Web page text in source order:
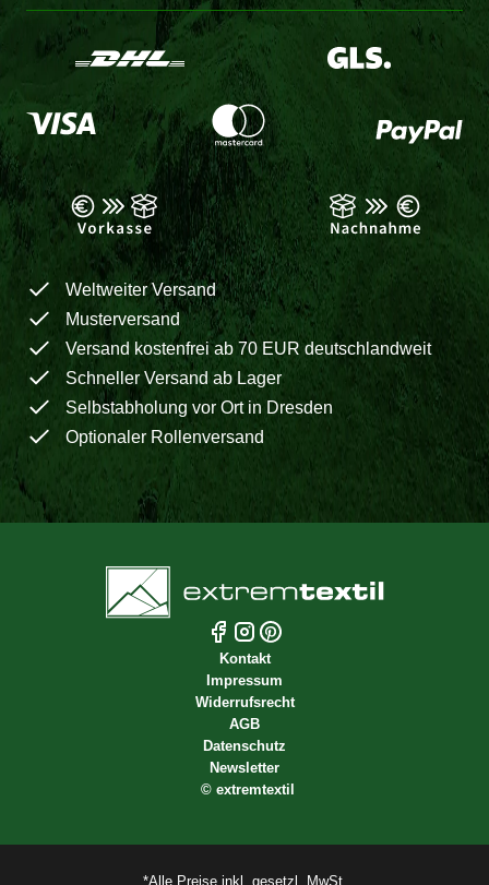
Weltweiter Versand
Musterversand
Versand kostenfrei ab 70 EUR deutschlandweit
Schneller Versand ab Lager
Selbstabholung vor Ort in Dresden
Optionaler Rollenversand
Kontakt
Impressum
Widerrufsrecht
AGB
Datenschutz
Newsletter
© extremtextil
*Alle Preise inkl. gesetzl. MwSt.